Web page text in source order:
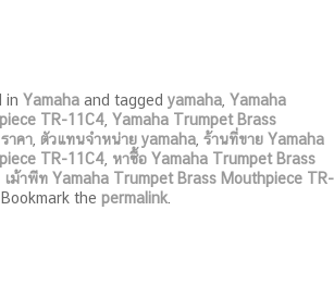
in Yamaha and tagged yamaha Yamaha
TR-11C4 Yamaha Trumpet Brass
าคา ตัวแทนจำหน่าย yamaha ร้านที่ขาย Yamaha
TR-11C4 หาซื้อ Yamaha Trumpet Brass
เม้าพีท Yamaha Trumpet Brass Mouthpiece TR-
. Bookmark the permalink